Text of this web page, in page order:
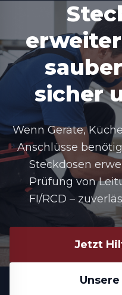
sicher
Wenn Geräte,
Anschlüsse
Steckdosen
Prüfung von
FI/RCD –
Jetzt